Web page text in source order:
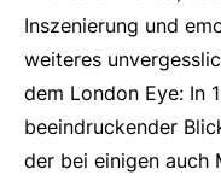
Inszenierung und
weiteres
dem London Eye: In
beeindruckender
der bei einigen auch